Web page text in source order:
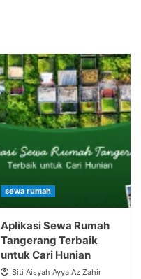
sewa rumah
Aplikasi Sewa Rumah
Tangerang Terbaik
untuk Cari Hunian
Siti Aisyah Ayya Az Zahir